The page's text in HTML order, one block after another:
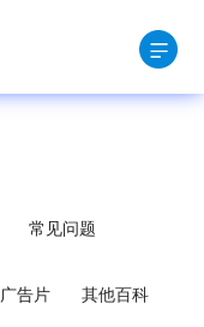
常见问题
广告片 其他百科